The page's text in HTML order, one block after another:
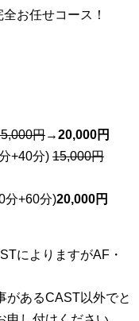
お任せコース！
,000円→20,000円
+40分) 15,000円
分+60分)20,000円
によりますがAF・
があるCAST以外でと